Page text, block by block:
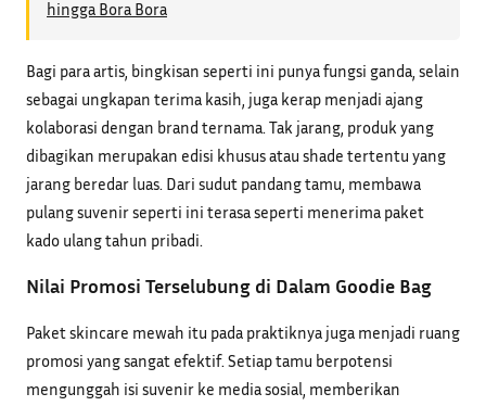
hingga Bora Bora
Bagi para artis, bingkisan seperti ini punya fungsi ganda, selain
sebagai ungkapan terima kasih, juga kerap menjadi ajang
kolaborasi dengan brand ternama. Tak jarang, produk yang
dibagikan merupakan edisi khusus atau shade tertentu yang
jarang beredar luas. Dari sudut pandang tamu, membawa
pulang suvenir seperti ini terasa seperti menerima paket
kado ulang tahun pribadi.
Nilai Promosi Terselubung di Dalam Goodie Bag
Paket skincare mewah itu pada praktiknya juga menjadi ruang
promosi yang sangat efektif. Setiap tamu berpotensi
mengunggah isi suvenir ke media sosial, memberikan